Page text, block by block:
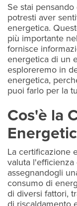
Se stai
potresti aver
energetica.
più importante
fornisce
energetica di un
esploreremo in
energetica,
puoi farlo per la
Cos'è la
La certificazione
valuta
assegnandogli
consumo di
di diversi fattori,